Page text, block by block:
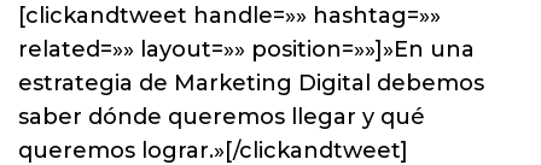
[clickandtweet handle=»» hashtag=»»
related=»» layout=»» position=»»]»En una
estrategia de Marketing Digital debemos
saber dónde queremos llegar y qué
queremos lograr.»[/clickandtweet]